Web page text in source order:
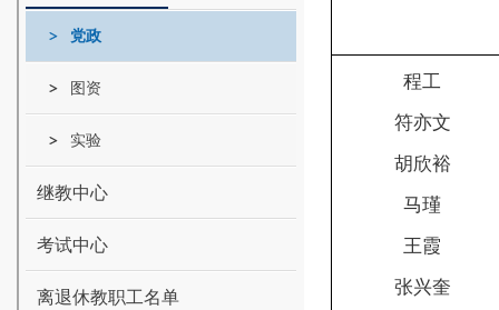
党政
图资
实验
继教中心
考试中心
离退休教职工名单
程工
符亦文
胡欣裕
马瑾
王霞
张兴奎